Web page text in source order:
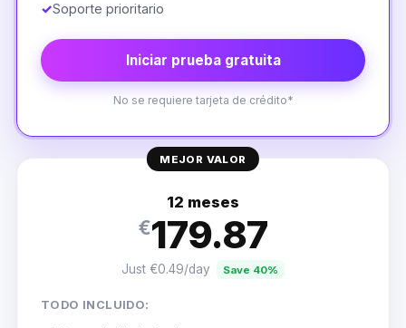
✓Soporte prioritario
Iniciar prueba gratuita
No se requiere tarjeta de crédito*
MEJOR VALOR
12 meses
€179.87
Just €0.49/day Save 40%
TODO INCLUIDO: